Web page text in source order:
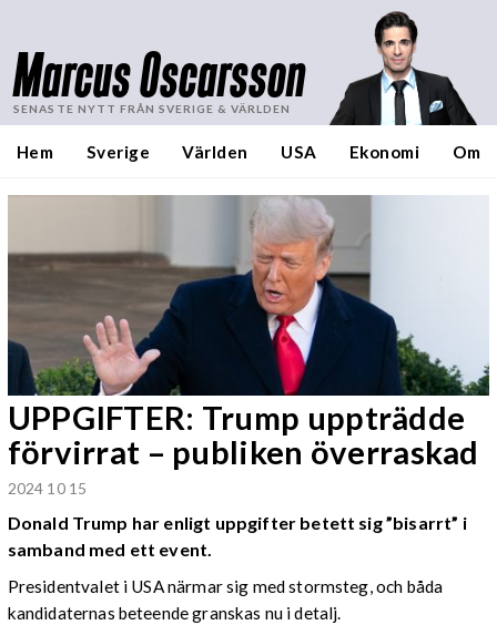
Marcus Oscarsson
SENASTE NYTT FRÅN SVERIGE & VÄRLDEN
Hem Sverige Världen USA Ekonomi Om
UPPGIFTER: Trump uppträdde
förvirrat – publiken överraskad
2024 10 15
Donald Trump har enligt uppgifter betett sig ”bisarrt” i
samband med ett event.
Presidentvalet i USA närmar sig med stormsteg, och båda
kandidaternas beteende granskas nu i detalj.